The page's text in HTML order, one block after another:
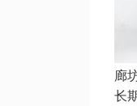
廊
长